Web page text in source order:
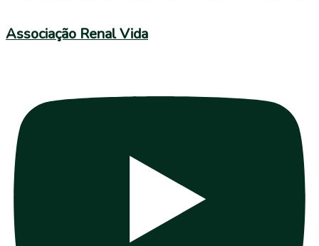
Associação Renal Vida